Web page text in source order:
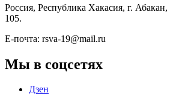
Россия, Республика Хакасия, г.
105.
Е-почта: rsva-19@mail.ru
Мы в соцсетях
Дзен